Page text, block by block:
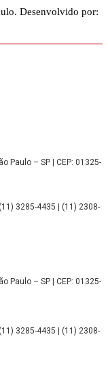
Desenvolvido por:
Paulo – SP | CEP: 01325-
3285-4435 | (11) 2308-
Paulo – SP | CEP: 01325-
3285-4435 | (11) 2308-